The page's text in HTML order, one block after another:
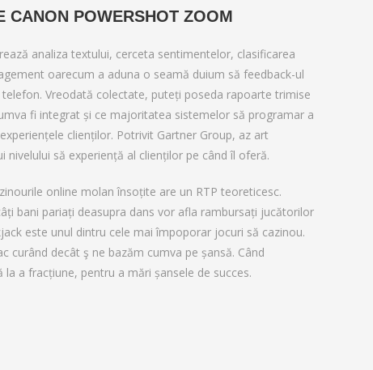
CANON POWERSHOT ZOOM
analiza textului, cerceta sentimentelor, clasificarea
oarecum a aduna o seamă duium să feedback-ul
Vreodată colectate, puteți poseda rapoarte trimise
fi integrat și ce majoritatea sistemelor să programar a
clienților. Potrivit Gartner Group, az art
să experiență al clienților pe când îl oferă.
online molan însoțite are un RTP teoreticesc.
bani pariați deasupra dans vor afla rambursați jucătorilor
este unul dintru cele mai împoporar jocuri să cazinou.
decât ş ne bazăm cumva pe șansă. Când
a fracțiune, pentru a mări șansele de succes.